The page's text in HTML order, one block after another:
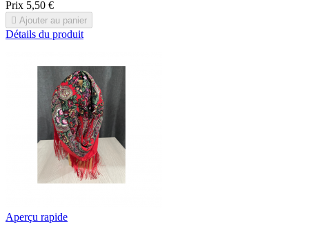
Prix 5,50 €
 Ajouter au panier
Détails du produit
Aperçu rapide